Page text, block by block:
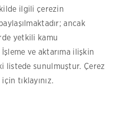
ilgili çerezin
ancak
yetkili kamu
ve aktarıma ilişkin
listede sunulmuştur. Çerez
tıklayınız.